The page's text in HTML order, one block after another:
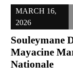
MARCH 16,
2026
Souleymane
Mayacine
Nationale